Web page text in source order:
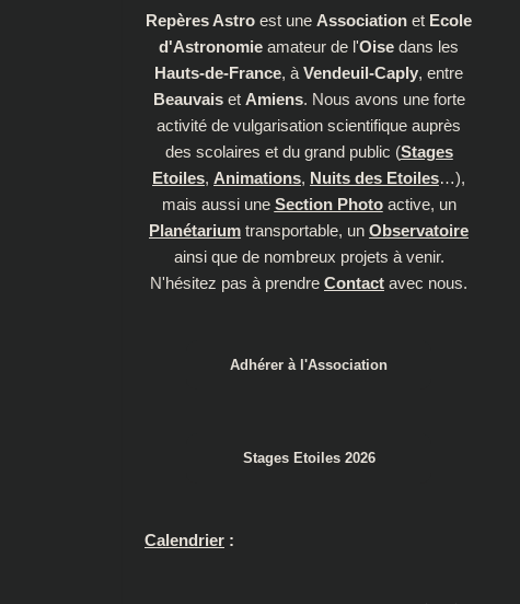
Repères Astro est une Association et Ecole
d'Astronomie amateur de l'Oise dans les
Hauts-de-France, à Vendeuil-Caply, entre
Beauvaiset Amiens. Nous avons une forte
activité de vulgarisation scientifique auprès
des scolaires et du grand public (Stages
Etoiles, Animations, Nuits des Etoiles…),
mais aussi une Section Photoactive, un
Planétarium transportable, un Observatoire
ainsi que de nombreux projets à venir.
N'hésitez pas à prendre Contact avec nous.
Adhérer à l'Association
Stages Etoiles 2026
Calendrier :